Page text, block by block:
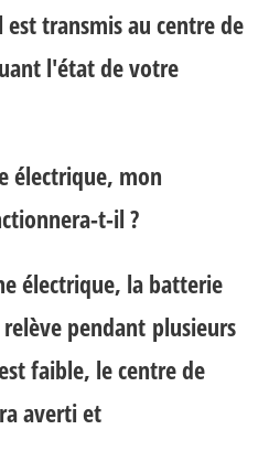
transmis au centre de
l'état de votre
électrique, mon
t-il ?
électrique, la batterie
pendant plusieurs
faible, le centre de
averti et